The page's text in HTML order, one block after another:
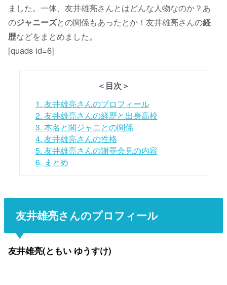
ました。一体、友井雄亮さんとはどんな人物なのか？あ
のジャニーズとの関係もあったとか！友井雄亮さんの経
歴などをまとめました。
[quads id=6]
＜目次＞
1. 友井雄亮さんのプロフィール
2. 友井雄亮さんの経歴と出身高校
3. 本名と関ジャニとの関係
4. 友井雄亮さんの性格
5. 友井雄亮さんの謝罪会見の内容
6. まとめ
友井雄亮さんのプロフィール
友井雄亮(ともい ゆうすけ)